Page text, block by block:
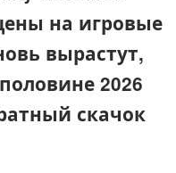
на игровые
вырастут,
2026
скачок